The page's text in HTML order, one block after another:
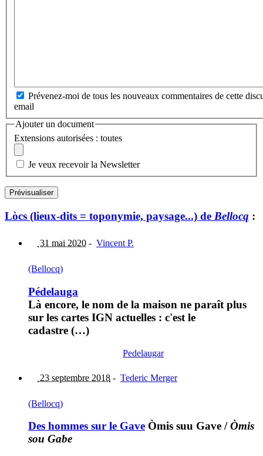
Prévenez-moi de tous les nouveaux commentaires de cette
email
Ajouter un document
Extensions autorisées : toutes
Je veux recevoir la Newsletter
Lòcs (lieux-dits = toponymie, paysage...) de Bellocq :
31 mai 2020 - Vincent P.
(Bellocq)
Pédelauga
Là encore, le nom de la maison ne paraît plus
sur les cartes IGN actuelles : c'est le
cadastre (…)
Pedelaugar
23 septembre 2018 - Tederic Merger
(Bellocq)
Des hommes sur le Gave Òmis suu Gave /Òmis
sou Gabe